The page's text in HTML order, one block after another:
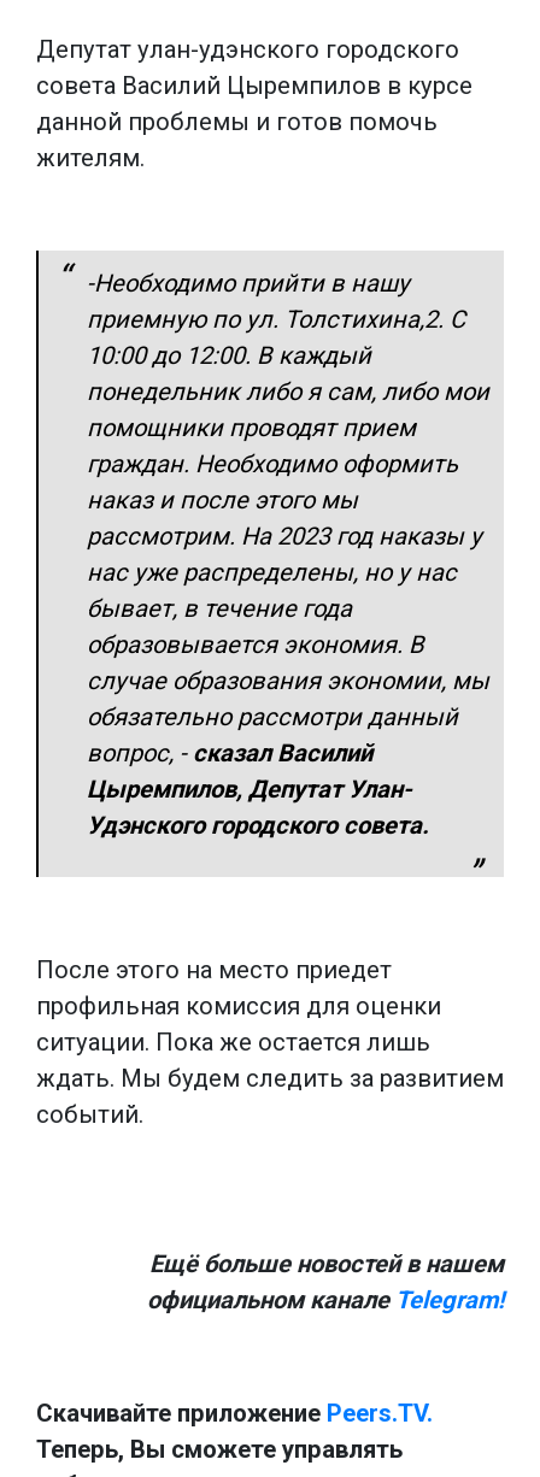
Депутат улан-удэнского городского
совета Василий Цыремпилов в курсе
данной проблемы и готов помочь
жителям.
-Необходимо прийти в нашу
приемную по ул. Толстихина,2. С
10:00 до 12:00. В каждый
понедельник либо я сам, либо мои
помощники проводят прием
граждан. Необходимо оформить
наказ и после этого мы
рассмотрим. На 2023 год наказы у
нас уже распределены, но у нас
бывает, в течение года
образовывается экономия. В
случае образования экономии, мы
обязательно рассмотри данный
вопрос, - сказал Василий
Цыремпилов, Депутат Улан-
Удэнского городского совета.
После этого на место приедет
профильная комиссия для оценки
ситуации. Пока же остается лишь
ждать. Мы будем следить за развитием
событий.
Ещё больше новостей в нашем
официальном канале Telegram!
Скачивайте приложение Peers.TV.
Теперь, Вы сможете управлять